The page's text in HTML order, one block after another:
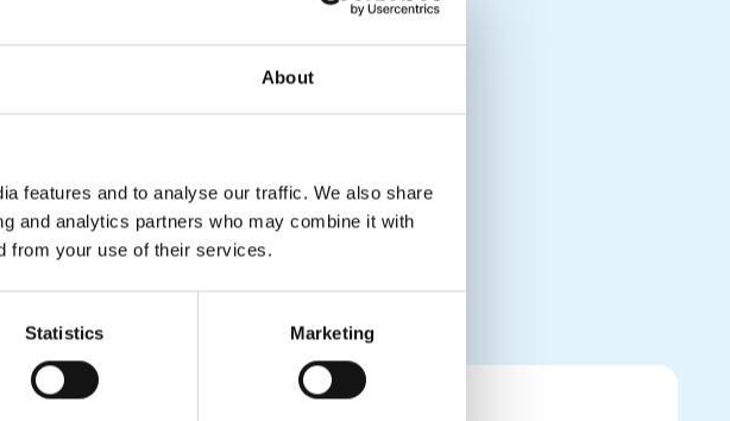
About
features and to analyse our traffic. We also share
and analytics partners who may combine it with
from your use of their services.
Statistics Marketing